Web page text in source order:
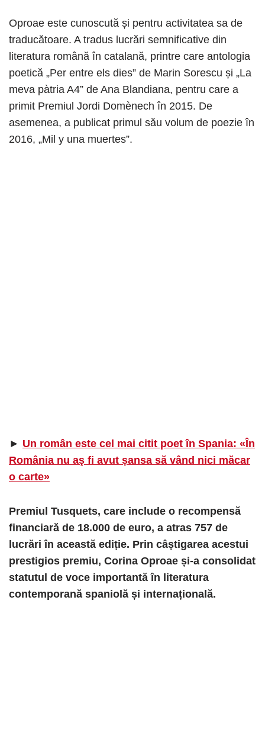
Oproae este cunoscută și pentru activitatea sa de
traducătoare. A tradus lucrări semnificative din
literatura română în catalană, printre care antologia
poetică „Per entre els dies” de Marin Sorescu și „La
meva pàtria A4” de Ana Blandiana, pentru care a
primit Premiul Jordi Domènech în 2015. De
asemenea, a publicat primul său volum de poezie în
2016, „Mil y una muertes”.
► Un român este cel mai citit poet în Spania: «În
România nu aş fi avut șansa să vând nici măcar
o carte»
Premiul Tusquets, care include o recompensă
financiară de 18.000 de euro, a atras 757 de
lucrări în această ediție. Prin câștigarea acestui
prestigios premiu, Corina Oproae și-a consolidat
statutul de voce importantă în literatura
contemporană spaniolă și internațională.